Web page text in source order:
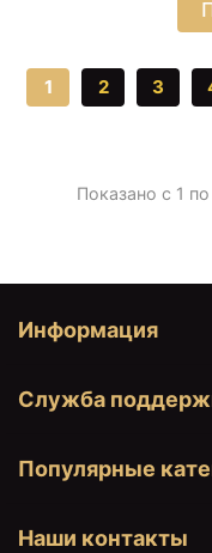
1 2 3
Показано с 1
Информация
Служба
Популярные
Наши контакты